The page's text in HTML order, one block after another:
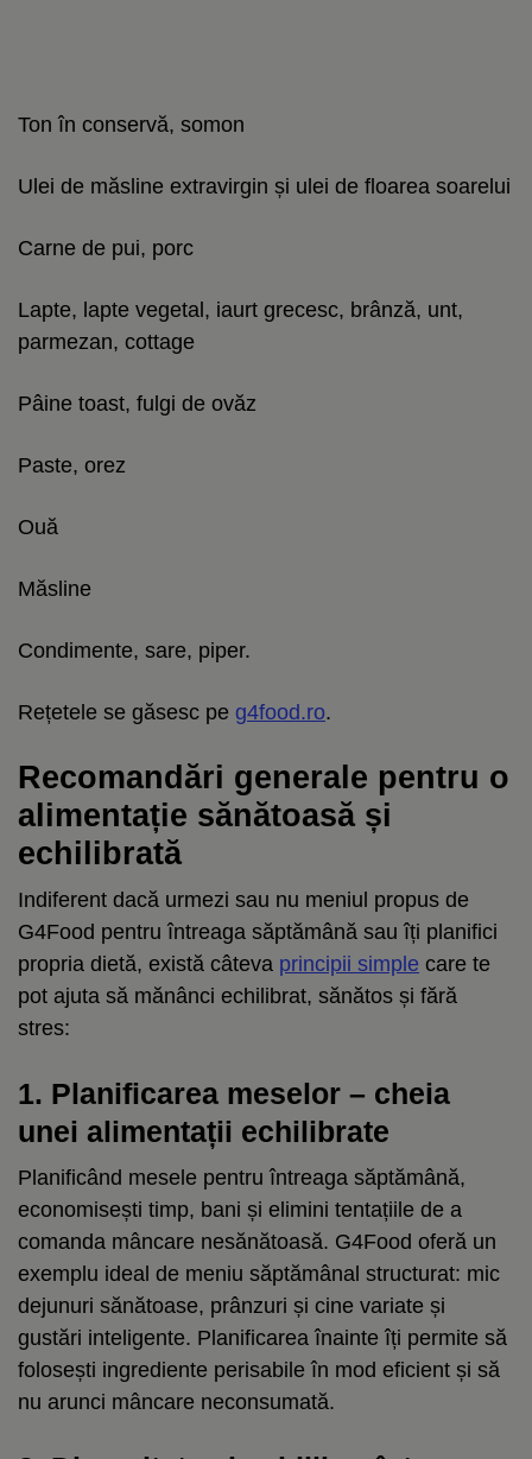
Ton în conservă, somon
Ulei de măsline extravirgin și ulei de floarea soarelui
Carne de pui, porc
Lapte, lapte vegetal, iaurt grecesc, brânză, unt,
parmezan, cottage
Pâine toast, fulgi de ovăz
Paste, orez
Ouă
Măsline
Condimente, sare, piper.
Rețetele se găsesc pe g4food.ro.
Recomandări generale pentru o
alimentație sănătoasă și
echilibrată
Indiferent dacă urmezi sau nu meniul propus de
G4Food pentru întreaga săptămână sau îți planifici
propria dietă, există câteva principii simple care te
pot ajuta să mănânci echilibrat, sănătos și fără
stres:
1. Planificarea meselor – cheia
unei alimentații echilibrate
Planificând mesele pentru întreaga săptămână,
economisești timp, bani și elimini tentațiile de a
comanda mâncare nesănătoasă. G4Food oferă un
exemplu ideal de meniu săptămânal structurat: mic
dejunuri sănătoase, prânzuri și cine variate și
gustări inteligente. Planificarea înainte îți permite să
folosești ingrediente perisabile în mod eficient și să
nu arunci mâncare neconsumată.